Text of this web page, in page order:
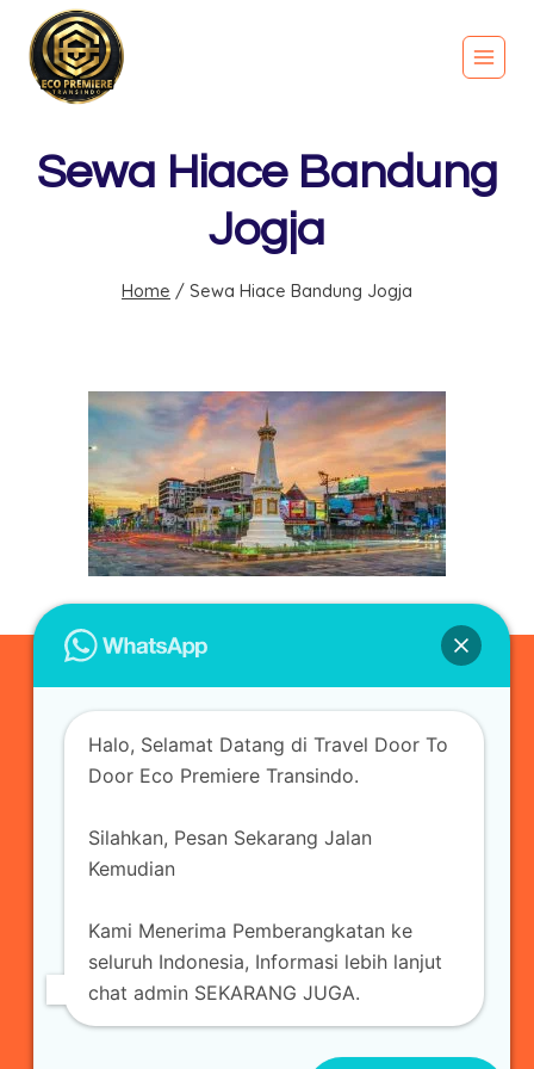
Sewa Hiace Bandung
Jogja
Home / Sewa Hiace Bandung Jogja
admin@ecopremieretransindo.com
Home
Travel
Kirim Paket Blog Travel Kontak
Halo, Selamat Datang di Travel Door To
Door Eco Premiere Transindo.
Silahkan, Pesan Sekarang Jalan
Kemudian
Kami Menerima Pemberangkatan ke
seluruh Indonesia, Informasi lebih lanjut
chat admin SEKARANG JUGA.